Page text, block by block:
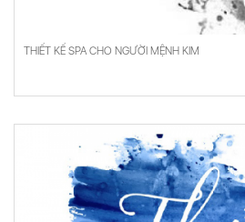
THIẾT KẾ SPA CHO NGƯỜI MỆNH KIM